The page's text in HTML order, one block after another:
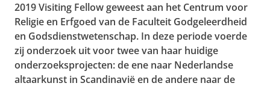
2019 Visiting Fellow geweest aan het Centrum voor
Religie en Erfgoed van de Faculteit Godgeleerdheid
en Godsdienstwetenschap. In deze periode voerde
zij onderzoek uit voor twee van haar huidige
onderzoeksprojecten: de ene naar Nederlandse
altaarkunst in Scandinavië en de andere naar de